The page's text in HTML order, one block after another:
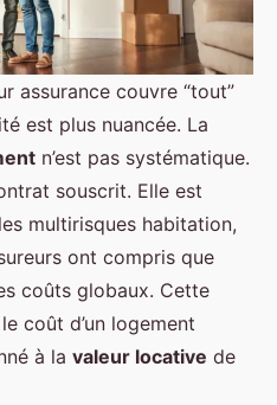
assurance couvre “tout”
est plus nuancée. La
n’est pas systématique.
souscrit. Elle est
multirisques habitation,
ont compris que
coûts globaux. Cette
coût d’un logement
à la valeur locative de